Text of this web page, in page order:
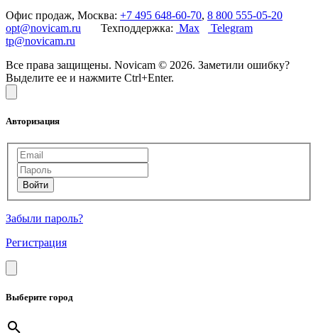
Офис продаж, Москва: +7 495 648-60-70, 8 800 555-05-20
opt@novicam.ru Техподдержка: Max
Telegram
tp@novicam.ru
Все права защищены. Novicam © 2026. Заметили ошибку?
Выделите ее и нажмите Ctrl+Enter.
Авторизация
Забыли пароль?
Регистрация
Выберите город